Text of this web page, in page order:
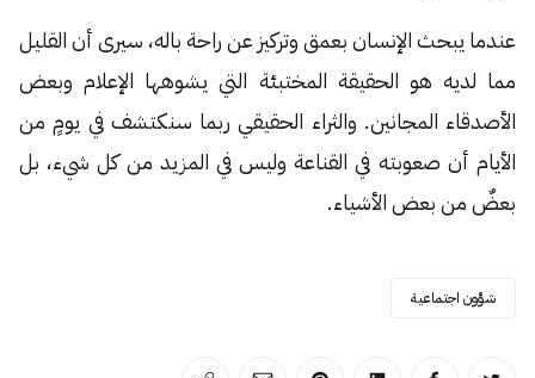
عندما يبحث الإنسان بعمق وتركيز عن راحة باله، سيرى أن القليل
مما لديه هو الحقيقة المختبئة التي يشوهها الإعلام وبعض
الأصدقاء المجانين. والثراء الحقيقي ربما سنكتشف في يومٍ من
الأيام أن صعوبته في القناعة وليس في المزيد من كل شيء، بل
بعضٌ من بعض الأشياء.
شؤون اجتماعية